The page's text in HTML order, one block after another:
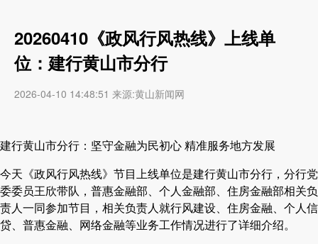
20260410《政风行风热线》上线单
位：建行黄山市分行
2026-04-10 14:48:51 来源:黄山新闻网
建行黄山市分行：坚守金融为民初心 精准服务地方发展
今天《政风行风热线》节目上线单位是建行黄山市分行，分行党
委委员王欣带队，普惠金融部、个人金融部、住房金融部相关负
责人一同参加节目，相关负责人就行风建设、住房金融、个人信
贷、普惠金融、网络金融等业务工作情况进行了详细介绍。